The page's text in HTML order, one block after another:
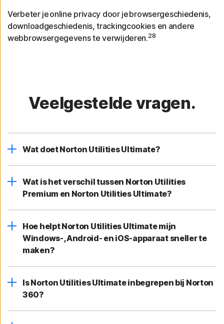
Verbeter je online privacy door je browsergeschiedenis,
downloadgeschiedenis, trackingcookies en andere
webbrowsergegevens te verwijderen.28
Veelgestelde vragen.
Wat doet Norton Utilities Ultimate?
Wat is het verschil tussen Norton Utilities
Premium en Norton Utilities Ultimate?
Hoe helpt Norton Utilities Ultimate mijn
Windows-, Android- en iOS-apparaat sneller te
maken?
Is Norton Utilities Ultimate inbegrepen bij Norton
360?